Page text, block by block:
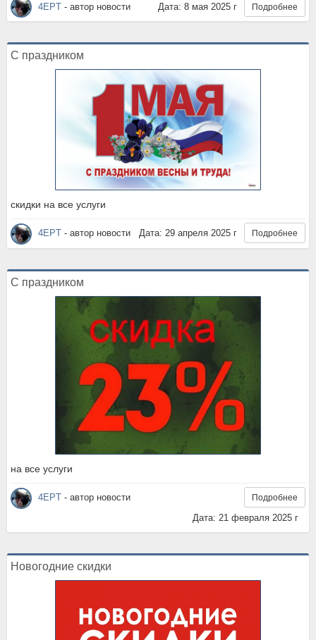
4EPT - автор новости Подробнее
Дата: 8 мая 2025 г
С праздником
скидки на все услуги
4EPT - автор новости Подробнее
Дата: 29 апреля 2025 г
С праздником
на все услуги
4EPT - автор новости Подробнее
Дата: 21 февраля 2025 г
Новогодние скидки